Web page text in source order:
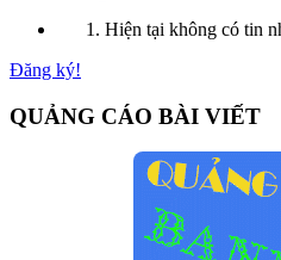
Hiện tại không có tin
Đăng ký!
QUẢNG CÁO BÀI VIẾT